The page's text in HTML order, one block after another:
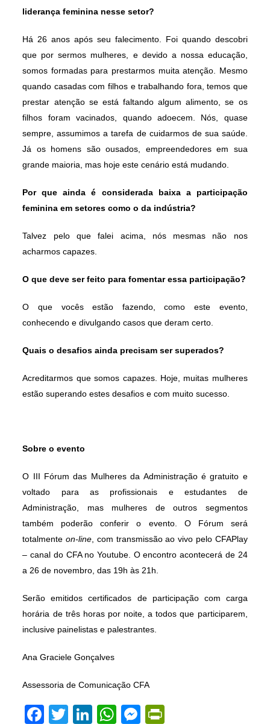
liderança feminina nesse setor?
Há 26 anos após seu falecimento. Foi quando descobri
que por sermos mulheres, e devido a nossa educação,
somos formadas para prestarmos muita atenção. Mesmo
quando casadas com filhos e trabalhando fora, temos que
prestar atenção se está faltando algum alimento, se os
filhos foram vacinados, quando adoecem. Nós, quase
sempre, assumimos a tarefa de cuidarmos de sua saúde.
Já os homens são ousados, empreendedores em sua
grande maioria, mas hoje este cenário está mudando.
Por que ainda é considerada baixa a participação
feminina em setores como o da indústria?
Talvez pelo que falei acima, nós mesmas não nos
acharmos capazes.
O que deve ser feito para fomentar essa participação?
O que vocês estão fazendo, como este evento,
conhecendo e divulgando casos que deram certo.
Quais o desafios ainda precisam ser superados?
Acreditarmos que somos capazes. Hoje, muitas mulheres
estão superando estes desafios e com muito sucesso.
Sobre o evento
O III Fórum das Mulheres da Administração é gratuito e
voltado para as profissionais e estudantes de
Administração, mas mulheres de outros segmentos
também poderão conferir o evento. O Fórum será
totalmenteon-line , com transmissão ao vivo pelo CFAPlay
– canal do CFA no Youtube. O encontro acontecerá de 24
a 26 de novembro, das 19h às 21h.
Serão emitidos certificados de participação com carga
horária de três horas por noite, a todos que participarem,
inclusive painelistas e palestrantes.
Ana Graciele Gonçalves
Assessoria de Comunicação CFA
F T Li W M